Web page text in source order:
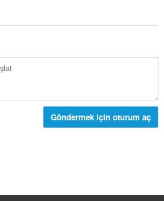
Göndermek için oturum aç